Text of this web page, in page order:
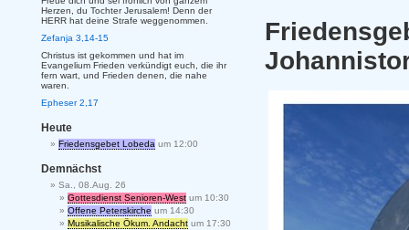
Herzen, du Tochter Jerusalem! Denn der
HERR hat deine Strafe weggenommen.
Zefanja 3,14-15
Christus ist gekommen und hat im
Evangelium Frieden verkündigt euch, die ihr
fern wart, und Frieden denen, die nahe
waren.
Epheser 2,17
Heute
Friedensgebet Lobeda um 12:00
Demnächst
Sa., 08.Aug. 26
Gottesdienst Senioren-West um 10:30
Offene Peterskirche um 14:30
Musikalische Ökum. Andacht um 17:30